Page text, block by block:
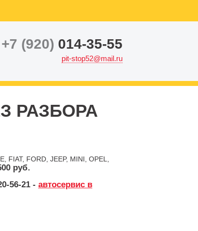
+7 (920) 014-35-55
pit-stop52@mail.ru
РАЗБОРА
FIAT, FORD, JEEP, MINI, OPEL,
руб.
56-21 - автосервис в